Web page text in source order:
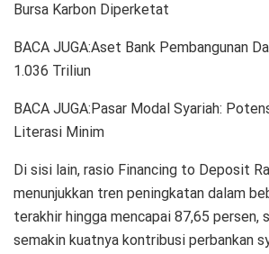
Bursa Karbon Diperketat
BACA JUGA:Aset Bank Pembangunan
1.036 Triliun
BACA JUGA:Pasar Modal Syariah:
Literasi Minim
Di sisi lain, rasio Financing to Deposit
menunjukkan tren peningkatan dalam
terakhir hingga mencapai 87,65 persen,
semakin kuatnya kontribusi perbankan